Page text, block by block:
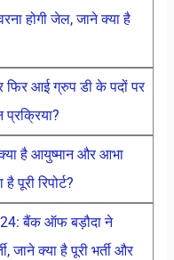
होगी जेल, जाने क्या है
आई ग्रुप डी के पदों पर
प्रक्रिया?
है आयुष्मान और आभा
रिपोर्ट?
बैंक ऑफ बड़ौदा ने
जाने क्या है पूरी भर्ती और